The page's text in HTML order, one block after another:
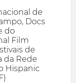
de
Docs
do
Film
de
da Rede
Hispanic